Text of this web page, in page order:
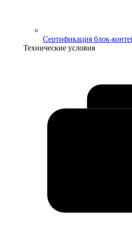
Сертификация блок-
Технические условия